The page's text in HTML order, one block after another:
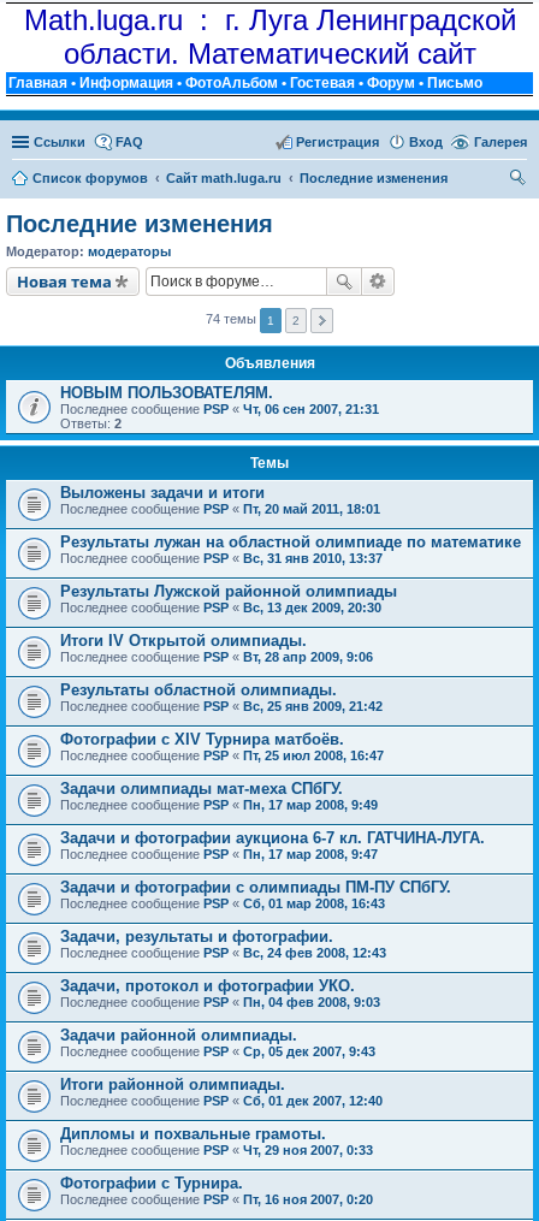
Math.luga.ru : г. Луга Ленинградской
области. Математический сайт
Главная • Информация • ФотоАльбом • Гостевая • Форум • Письмо
Ссылки Галерея
FAQ Вход
Регистрация
Список форумов Сайт math.luga.ru
Последние изменения
Последние изменения
Модератор: модераторы
Новая тема
74 темы 1 2
Объявления
НОВЫМ ПОЛЬЗОВАТЕЛЯМ.
Последнее сообщение PSP « Чт, 06 сен 2007, 21:31
Ответы: 2
Темы
Выложены задачи и итоги
Последнее сообщение PSP « Пт, 20 май 2011, 18:01
Результаты лужан на областной олимпиаде по математике
Последнее сообщение PSP « Вс, 31 янв 2010, 13:37
Результаты Лужской районной олимпиады
Последнее сообщение PSP « Вс, 13 дек 2009, 20:30
Итоги IV Открытой олимпиады.
Последнее сообщение PSP « Вт, 28 апр 2009, 9:06
Результаты областной олимпиады.
Последнее сообщение PSP « Вс, 25 янв 2009, 21:42
Фотографии с XIV Турнира матбоёв.
Последнее сообщение PSP « Пт, 25 июл 2008, 16:47
Задачи олимпиады мат-меха СПбГУ.
Последнее сообщение PSP « Пн, 17 мар 2008, 9:49
Задачи и фотографии аукциона 6-7 кл. ГАТЧИНА-ЛУГА.
Последнее сообщение PSP « Пн, 17 мар 2008, 9:47
Задачи и фотографии с олимпиады ПМ-ПУ СПбГУ.
Последнее сообщение PSP « Сб, 01 мар 2008, 16:43
Задачи, результаты и фотографии.
Последнее сообщение PSP « Вс, 24 фев 2008, 12:43
Задачи, протокол и фотографии УКО.
Последнее сообщение PSP « Пн, 04 фев 2008, 9:03
Задачи районной олимпиады.
Последнее сообщение PSP « Ср, 05 дек 2007, 9:43
Итоги районной олимпиады.
Последнее сообщение PSP « Сб, 01 дек 2007, 12:40
Дипломы и похвальные грамоты.
Последнее сообщение PSP « Чт, 29 ноя 2007, 0:33
Фотографии с Турнира.
Последнее сообщение PSP « Пт, 16 ноя 2007, 0:20